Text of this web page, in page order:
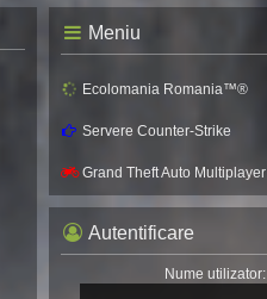
Meniu
Ecolomania Romania™®
Servere Counter-Strike
Grand Theft Auto Multiplayer
Autentificare
Nume utilizator: